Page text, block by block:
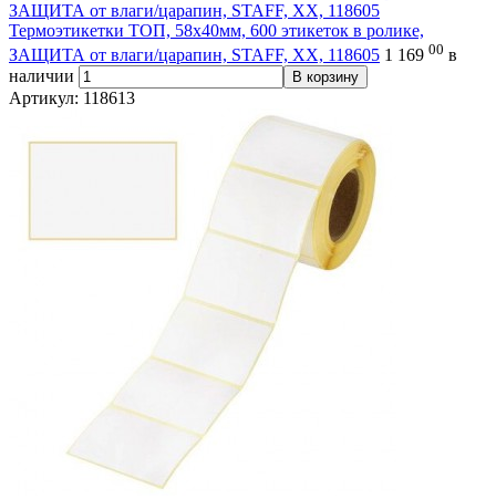
Термоэтикетки ТОП, 58х40мм, 600 этикеток в ролике,
ЗАЩИТА от влаги/царапин, STAFF, ХХ, 118605 1 169 00 в
наличии
В корзину
Артикул: 118613